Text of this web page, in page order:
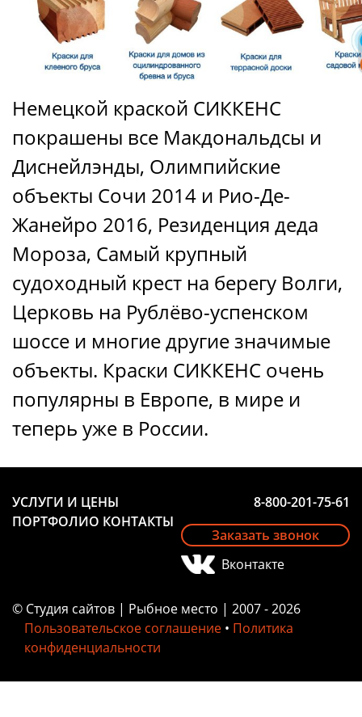
Немецкой краской СИККЕНС
покрашены все Макдональдсы и
Диснейлэнды, Олимпийские
объекты Сочи 2014 и Рио-Де-
Жанейро 2016, Резиденция деда
Мороза, Самый крупный
судоходный крест на берегу Волги,
Церковь на Рублёво-успенском
шоссе и многие другие значимые
объекты. Краски СИККЕНС очень
популярны в Европе, в мире и
теперь уже в России.
УСЛУГИ И ЦЕНЫ
ПОРТФОЛИО КОНТАКТЫ
8-800-201-75-61
Заказать звонок
Вконтакте
© Студия сайтов | Рыбное место | 2007 - 2026
Пользовательское соглашение • Политика
конфиденциальности